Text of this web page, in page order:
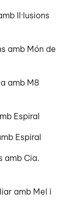
Il·lusions
amb Món de
amb M8
Espiral
Espiral
amb Cia.
amb Mel i